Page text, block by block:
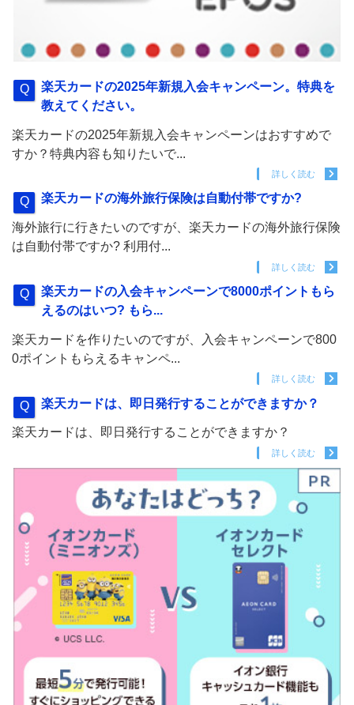
楽天カードの2025年新規入会キャンペーン。特典を
教えてください。
楽天カードの2025年新規入会キャンペーンはおすすめで
すか？特典内容も知りたいで...
詳しく読む
楽天カードの海外旅行保険は自動付帯ですか?
海外旅行に行きたいのですが、楽天カードの海外旅行保険
は自動付帯ですか? 利用付...
詳しく読む
楽天カードの入会キャンペーンで8000ポイントもら
えるのはいつ? もら...
楽天カードを作りたいのですが、入会キャンペーンで800
0ポイントもらえるキャンペ...
詳しく読む
楽天カードは、即日発行することができますか？
楽天カードは、即日発行することができますか？
詳しく読む